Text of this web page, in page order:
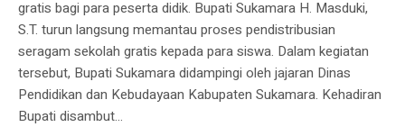
gratis bagi para peserta didik. Bupati Sukamara H. Masduki,
S.T. turun langsung memantau proses pendistribusian
seragam sekolah gratis kepada para siswa. Dalam kegiatan
tersebut, Bupati Sukamara didampingi oleh jajaran Dinas
Pendidikan dan Kebudayaan Kabupaten Sukamara. Kehadiran
Bupati disambut...